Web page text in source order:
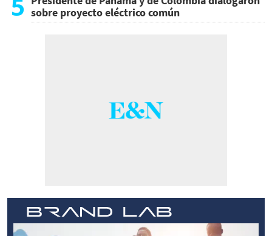
sobre proyecto eléctrico común